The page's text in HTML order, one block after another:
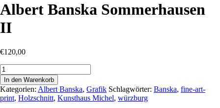
Albert Banska Sommerhausen
II
€120,00
Albert
Banska
Sommerhausen
II
Menge
In den Warenkorb
Kategorien: Albert Banska, Grafik Schlagwörter: Banska, fine-art-
print, Holzschnitt, Kunsthaus Michel, würzburg